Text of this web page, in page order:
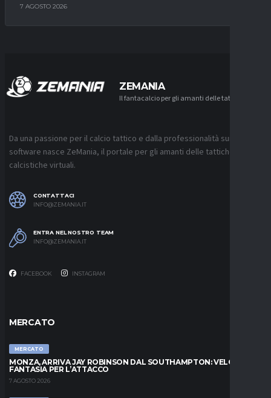
7 AGOSTO 2026
ZEMANIA
Il fantacalcio per gli amanti delle tattiche
Da una passione per il calcio tattico e dalla professionalità sui
software nasce ZeMania, il portale per gli amanti delle tattiche
calcistiche virtuali.
CONTATTACI
INFO@ZEMANIA.IT
ENTRA NEL NOSTRO TEAM
INFO@ZEMANIA.IT
FACEBOOK INSTAGRAM
MERCATO
MERCATO
MONZA, ARRIVA JAY ROBINSON DAL SOUTHAMPTON: VELOCITÀ E
FANTASIA PER L’ATTACCO
7 AGOSTO 2026